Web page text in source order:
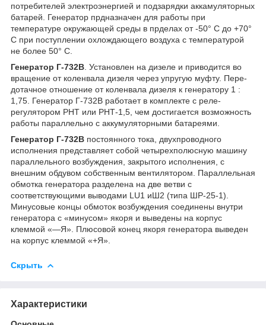
потребителей электроэнергией и подзарядки аккамуляторных
батарей. Генератор прдназначен для работы при
температуре окружающей среды в прделах от -50° С до +70°
С при поступлении охлождающего воздуха с температурой
не более 50° С.
Генератор Г-732В . Установлен на дизеле и приводится во
вращение от коленвала дизеля через упругую муфту. Пере-
дотачное отношение от коленвала дизеля к генератору 1 :
1,75. Генератор Г-732В работает в комплекте с реле-
регулятором РНТ или РНТ-1,5, чем достигается возможность
работы параллельно с аккумуляторными батареями.
Генератор Г-732В постоянного тока, двухпроводного
исполнения представляет собой четырехполюсную машину
параллельного возбуждения, закрытого исполнения, с
внешним обдувом собственным вентилятором. Параллельная
обмотка генератора разделена на две ветви с
соответствующими выводами LU1 иШ2 (типа ШР-25-1).
Минусовые концы обмоток возбуждения соединены внутри
генератора с «минусом» якоря и выведены на корпус
клеммой «—Я». Плюсовой конец якоря генератора выведен
на корпус клеммой «+Я».
Скрыть
Характеристики